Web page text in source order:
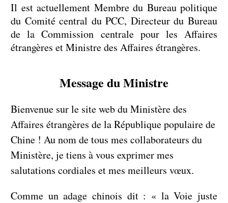
Il est actuellement Membre du Bureau politique
du Comité central du PCC, Directeur du Bureau
de la Commission centrale pour les Affaires
étrangères et Ministre des Affaires étrangères.
Message du Ministre
Bienvenue sur le site web du Ministère des
Affaires étrangères de la République populaire de
Chine ! Au nom de tous mes collaborateurs du
Ministère, je tiens à vous exprimer mes
salutations cordiales et mes meilleurs vœux.
Comme un adage chinois dit : « la Voie juste